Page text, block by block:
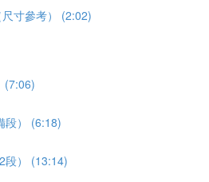
寸參考） (2:02)
(7:06)
段） (6:18)
段） (13:14)